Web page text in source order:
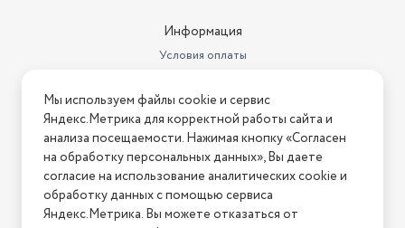
Информация
Условия оплаты
Условия возврата
Нашли ошибку на сайте? Напишите нам
2026 © Интернет-магазин "АстМаркет". У нас есть всё!
Мы используем файлы cookie и сервис
Яндекс.Метрика для корректной работы сайта и
анализа посещаемости. Нажимая кнопку «Согласен
на обработку персональных данных», Вы даете
согласие на использование аналитических cookie и
обработку данных с помощью сервиса
Яндекс.Метрика. Вы можете отказаться от